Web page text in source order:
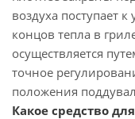
воздуха поступает
концов тепла в
осуществляется
точное
положения
Какое средство